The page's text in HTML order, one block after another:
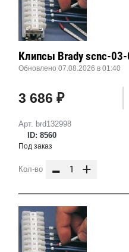
Арт. brd132998
ID: 8560
Клипсы Brady scnc-
Обновлено 07.08.2026 в 01:40
3 686 ₽
Под заказ
Кол-во - +